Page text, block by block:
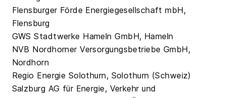
Flensburger Förde Energiegesellschaft mbH,
Flensburg
GWS Stadtwerke Hameln GmbH, Hameln
NVB Nordhorner Versorgungsbetriebe GmbH,
Nordhorn
Regio Energie Solothurn, Solothurn (Schweiz)
Salzburg AG für Energie, Verkehr und